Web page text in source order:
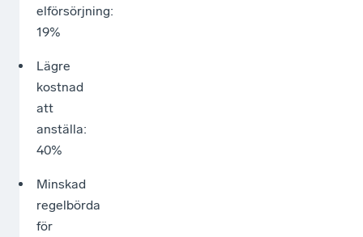
elförsörjning:
19%
Lägre
kostnad
att
anställa:
40%
Minskad
regelbörda
för